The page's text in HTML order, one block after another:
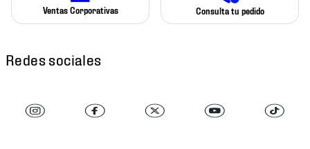
Ventas Corporativas Consulta tu pedido
Redes sociales